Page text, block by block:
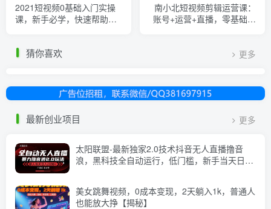
2021短视频0基础入门实操
课，新手必学，快速帮助你
南小北短视频剪辑运营课：
账号+运营+直播，零基础学
猜你喜欢 更多
最新创业项目 更多
太阳联盟-最新独家2.0技术抖音无人直播撸音
浪，黑科技全自动运行，低门槛，新手当天日入
美女跳舞视频，0成本变现，2天躺入1k，普通人
也能放大挣【揭秘】